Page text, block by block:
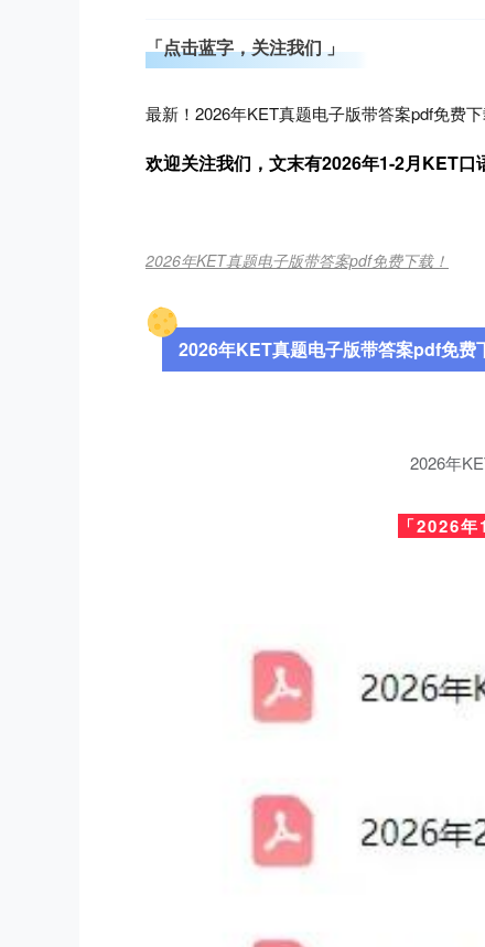
「点击蓝字，关注我们 」
最新！2026年KET真题电子版带答案pdf免费下
欢迎关注我们，文末有2026年1-2月KET口
2026年KET真题电子版带答案pdf免费下载！
2026年KET真题电子版带答案pdf免费
2026年
「2026年